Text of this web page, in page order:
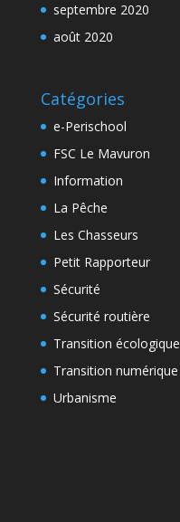
septembre 2020
août 2020
Catégories
e-Perischool
FSC Le Mavuron
Information
La Pêche
Les Chasseurs
Petit Rapporteur
Sécurité
Sécurité routière
Transition écologique
Transition numérique
Urbanisme